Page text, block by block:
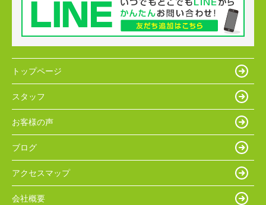
トップページ
スタッフ
お客様の声
ブログ
アクセスマップ
会社概要